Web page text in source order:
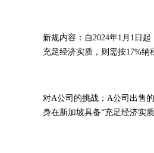
新规内容：自2024年1月1日
充足经济实质，则需按17%纳
对A公司的挑战：A公司出售
身在新加坡具备“充足经济实质